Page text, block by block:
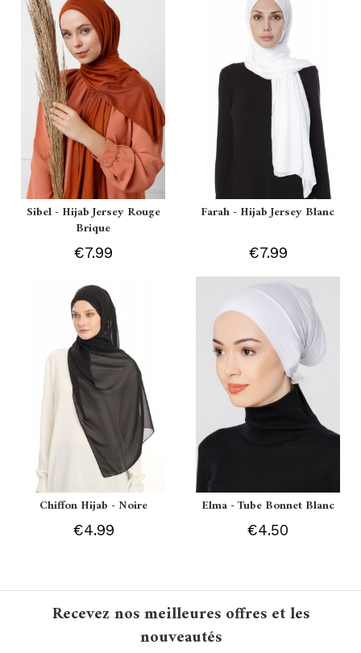
Sibel - Hijab Jersey Rouge
Brique
€7.99
Farah - Hijab Jersey Blanc
€7.99
Chiffon Hijab - Noire
€4.99
Elma - Tube Bonnet Blanc
€4.50
Recevez nos meilleures offres et les
nouveautés